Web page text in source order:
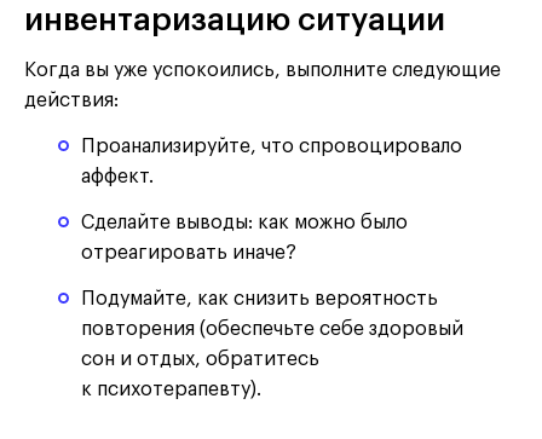
инвентаризацию ситуации
Когда вы уже успокоились, выполните следующие
действия:
Проанализируйте, что спровоцировало
аффект.
Сделайте выводы: как можно было
отреагировать иначе?
Подумайте, как снизить вероятность
повторения (обеспечьте себе здоровый
сон и отдых, обратитесь
к психотерапевту).